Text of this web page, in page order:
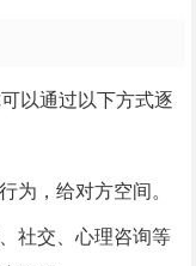
以通过以下方式逐
为，给对方空间。
社交、心理咨询等